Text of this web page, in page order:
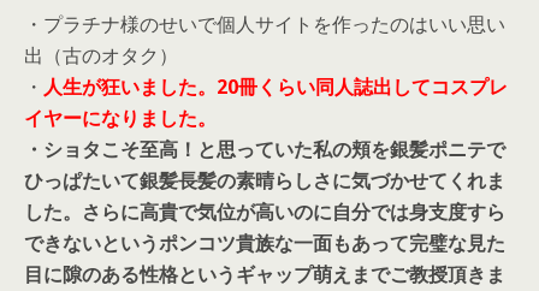
・プラチナ様のせいで個人サイトを作ったのはいい思い
出（古のオタク）
・ 人生が狂いました。20冊くらい同人誌出してコスプレ
イヤーになりました。
・ショタこそ至高！と思っていた私の頬を銀髪ポニテで
ひっぱたいて銀髪長髪の素晴らしさに気づかせてくれま
した。さらに高貴で気位が高いのに自分では身支度すら
できないというポンコツ貴族な一面もあって完璧な見た
目に隙のある性格というギャップ萌えまでご教授頂きま